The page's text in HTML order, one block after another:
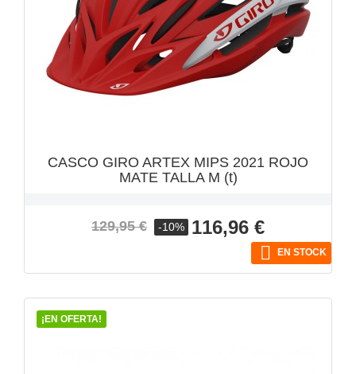
CASCO GIRO ARTEX MIPS 2021 ROJO
MATE TALLA M (t)
Precio
129,95 € -10% Precio
116,96 €
 EN STOCK
¡EN OFERTA!
VISTA RÁPIDA